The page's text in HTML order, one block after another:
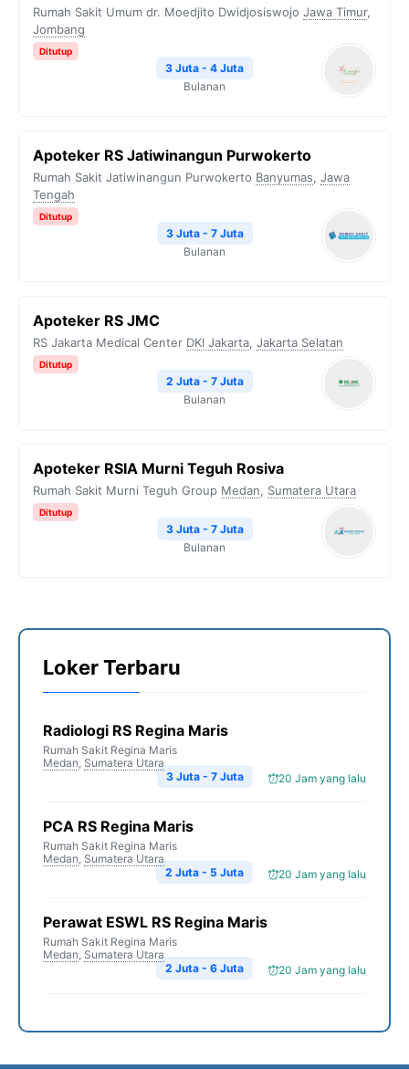
Rumah Sakit Umum dr. Moedjito Dwidjosiswojo Jawa Timur,
Jombang
Ditutup
3 Juta - 4 Juta
Bulanan
Apoteker RS Jatiwinangun Purwokerto
Rumah Sakit Jatiwinangun Purwokerto Banyumas, Jawa
Tengah
Ditutup
3 Juta - 7 Juta
Bulanan
Apoteker RS JMC
RS Jakarta Medical Center DKI Jakarta, Jakarta Selatan
Ditutup
2 Juta - 7 Juta
Bulanan
Apoteker RSIA Murni Teguh Rosiva
Rumah Sakit Murni Teguh Group Medan, Sumatera Utara
Ditutup
3 Juta - 7 Juta
Bulanan
Loker Terbaru
Radiologi RS Regina Maris
Rumah Sakit Regina Maris
Medan, Sumatera Utara
20 Jam yang lalu
3 Juta - 7 Juta
PCA RS Regina Maris
Rumah Sakit Regina Maris
Medan, Sumatera Utara
20 Jam yang lalu
2 Juta - 5 Juta
Perawat ESWL RS Regina Maris
Rumah Sakit Regina Maris
Medan, Sumatera Utara
20 Jam yang lalu
2 Juta - 6 Juta